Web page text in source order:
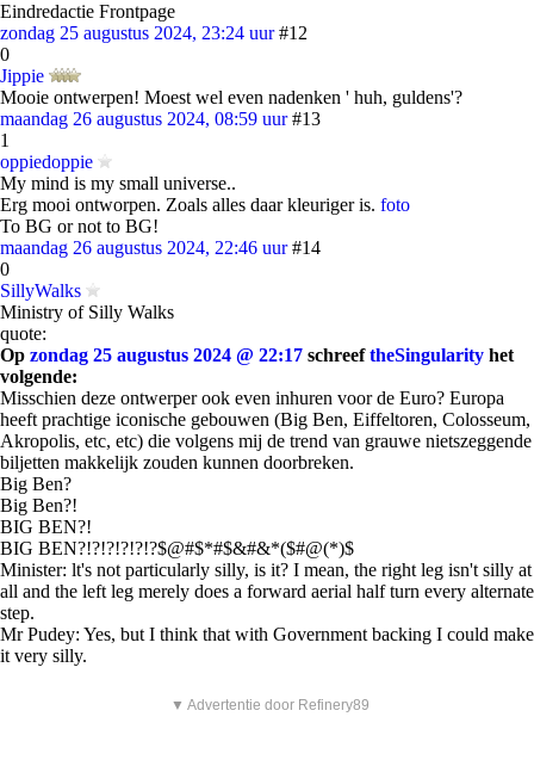
Eindredactie Frontpage
zondag 25 augustus 2024, 23:24 uur #12
0
Jippie
Mooie ontwerpen! Moest wel even nadenken ' huh, guldens'?
maandag 26 augustus 2024, 08:59 uur #13
1
oppiedoppie
My mind is my small universe..
Erg mooi ontworpen. Zoals alles daar kleuriger is. foto
To BG or not to BG!
maandag 26 augustus 2024, 22:46 uur #14
0
SillyWalks
Ministry of Silly Walks
quote:
Op zondag 25 augustus 2024 @ 22:17 schreeftheSingularity het
volgende:
Misschien deze ontwerper ook even inhuren voor de Euro? Europa
heeft prachtige iconische gebouwen (Big Ben, Eiffeltoren, Colosseum,
Akropolis, etc, etc) die volgens mij de trend van grauwe nietszeggende
biljetten makkelijk zouden kunnen doorbreken.
Big Ben?
Big Ben?!
BIG BEN?!
BIG BEN?!?!?!?!?!?$@#$*#$&#&*($#@(*)$
Minister: lt's not particularly silly, is it? I mean, the right leg isn't silly at
all and the left leg merely does a forward aerial half turn every alternate
step.
Mr Pudey: Yes, but I think that with Government backing I could make
it very silly.
▼ Advertentie door Refinery89